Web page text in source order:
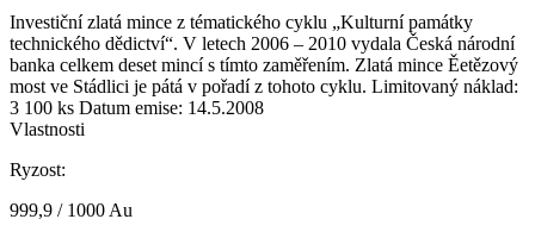
Investiční zlatá mince z tématického cyklu „Kulturní památky
technického dědictví“. V letech 2006 – 2010 vydala Česká národní
banka celkem deset mincí s tímto zaměřením. Zlatá mince Ěetězový
most ve Stádlici je pátá v pořadí z tohoto cyklu. Limitovaný náklad:
3 100 ks Datum emise: 14.5.2008
Vlastnosti
Ryzost:
999,9 / 1000 Au